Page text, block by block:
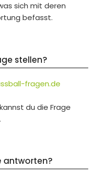
sich mit deren
befasst.
stellen?
fragen.de
kannst du die Frage
antworten?